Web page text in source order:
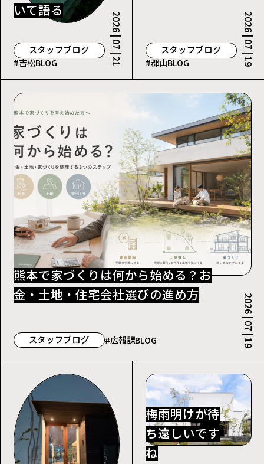
いて語る
スタッフブログ
#吉松BLOG
2026 | 07 | 21
スタッフブログ
#郡山BLOG
2026 | 07 | 19
熊本で家づくりは何から始める？お
金・土地・住宅会社選びの進め方
スタッフブログ #広報課BLOG 2026 | 07 | 19
梅雨明けが待
ち遠しいです
ね